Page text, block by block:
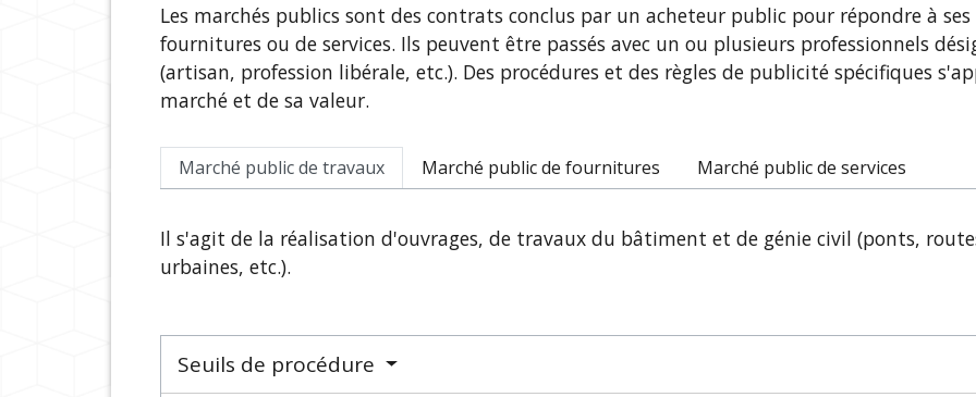
Les marchés publics sont des contrats conclus par un acheteur public pour répondre à
fournitures ou de services. Ils peuvent être passés avec un ou plusieurs professionnels
(artisan, profession libérale, etc.). Des procédures et des règles de publicité spécifiques
marché et de sa valeur.
Marché public de travaux Marché public de fournitures Marché public de services
Il s'agit de la réalisation d'ouvrages, de travaux du bâtiment et de génie civil (ponts,
urbaines, etc.).
Seuils de procédure